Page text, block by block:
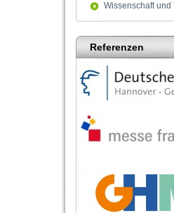
Wissenschaft und
Referenzen